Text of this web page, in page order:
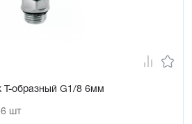
Т-образный G1/8 6мм
шт